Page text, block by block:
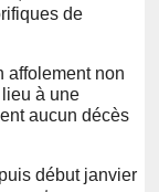
de
affolement non
lieu à une
aucun décès
début janvier